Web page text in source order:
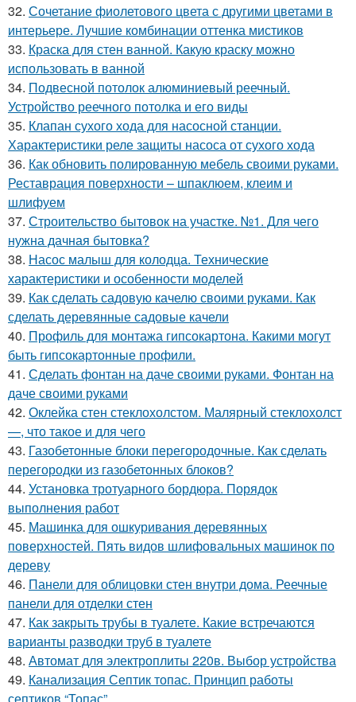
32. Сочетание фиолетового цвета с другими цветами в
интерьере. Лучшие комбинации оттенка мистиков
33. Краска для стен ванной. Какую краску можно
использовать в ванной
34. Подвесной потолок алюминиевый реечный.
Устройство реечного потолка и его виды
35. Клапан сухого хода для насосной станции.
Характеристики реле защиты насоса от сухого хода
36. Как обновить полированную мебель своими руками.
Реставрация поверхности – шпаклюем, клеим и
шлифуем
37. Строительство бытовок на участке. №1. Для чего
нужна дачная бытовка?
38. Насос малыш для колодца. Технические
характеристики и особенности моделей
39. Как сделать садовую качелю своими руками. Как
сделать деревянные садовые качели
40. Профиль для монтажа гипсокартона. Какими могут
быть гипсокартонные профили.
41. Сделать фонтан на даче своими руками. Фонтан на
даче своими руками
42. Оклейка стен стеклохолстом. Малярный стеклохолст
—, что такое и для чего
43. Газобетонные блоки перегородочные. Как сделать
перегородки из газобетонных блоков?
44. Установка тротуарного бордюра. Порядок
выполнения работ
45. Машинка для ошкуривания деревянных
поверхностей. Пять видов шлифовальных машинок по
дереву
46. Панели для облицовки стен внутри дома. Реечные
панели для отделки стен
47. Как закрыть трубы в туалете. Какие встречаются
варианты разводки труб в туалете
48. Автомат для электроплиты 220в. Выбор устройства
49. Канализация Септик топас. Принцип работы